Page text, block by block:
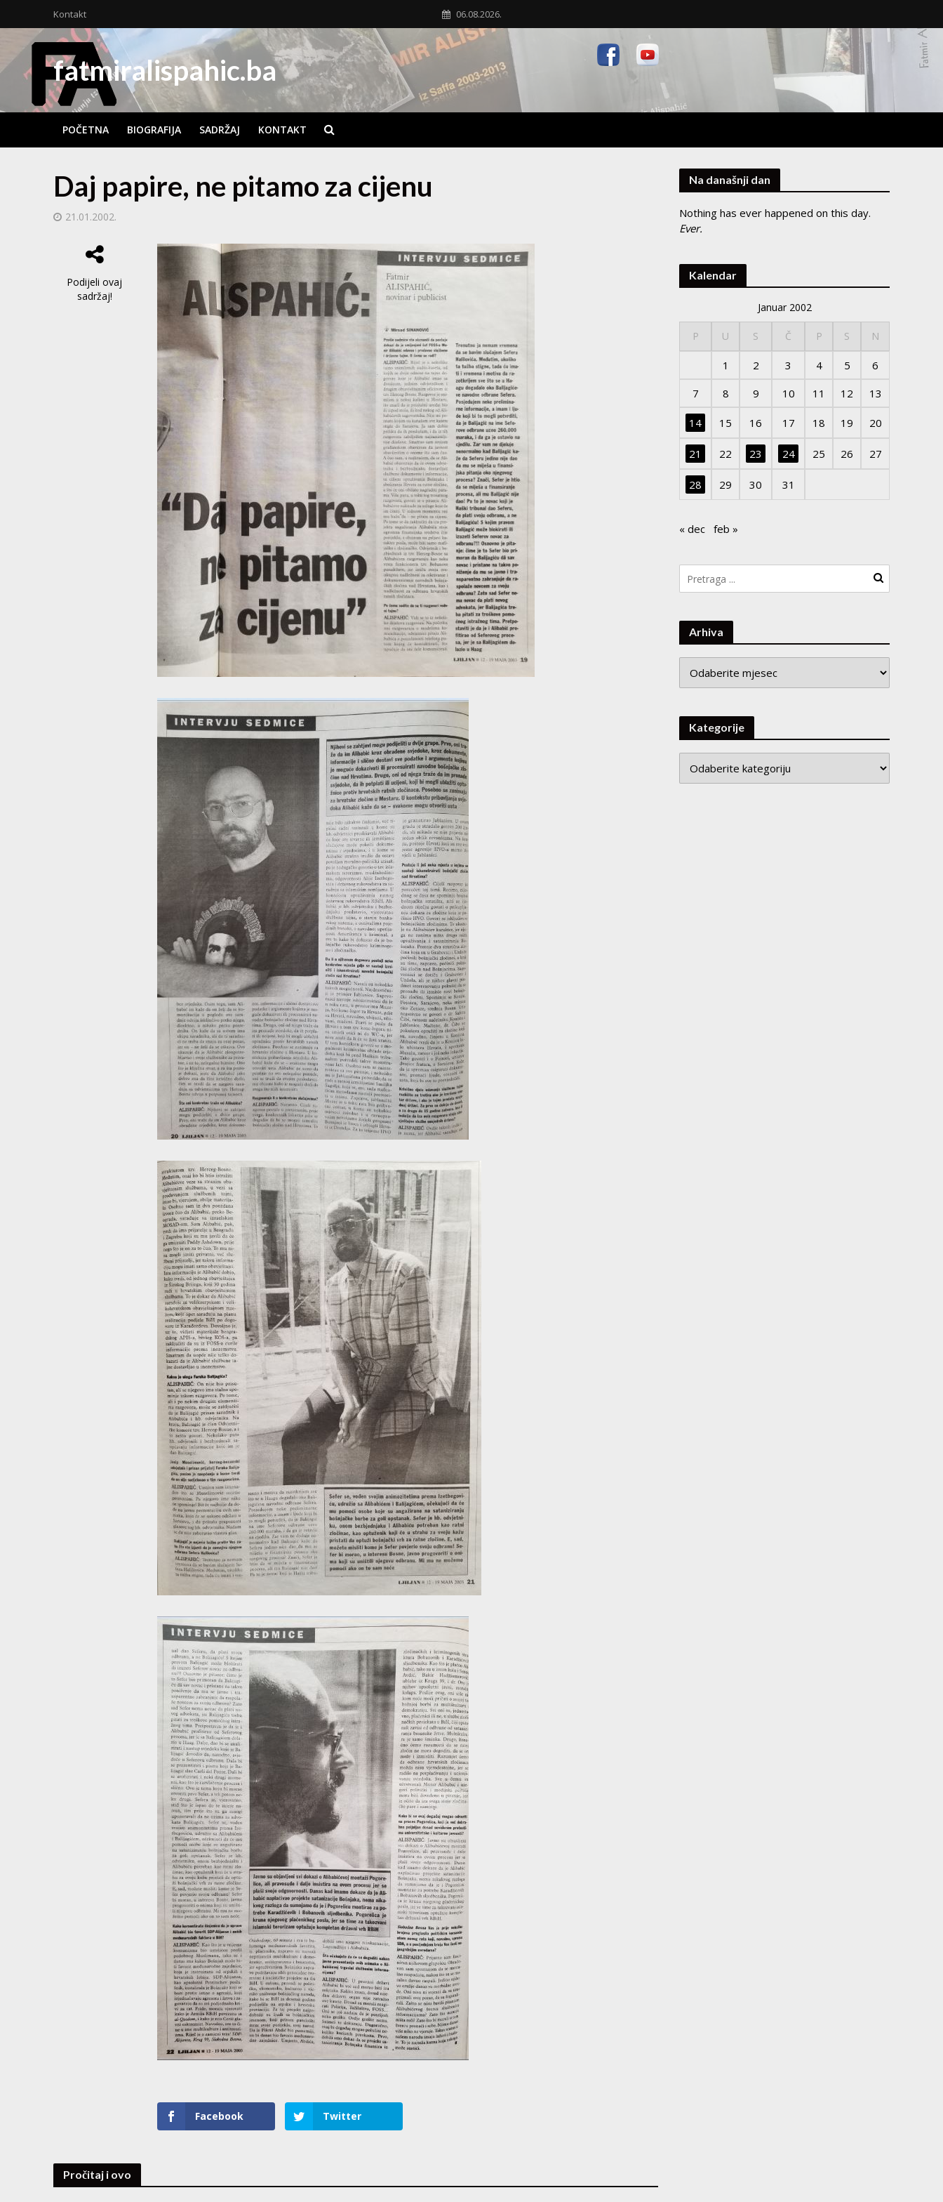
Kontakt 06.08.2026.
fatmiralispahic.ba
POČETNA BIOGRAFIJA SADRŽAJ KONTAKT
Daj papire, ne pitamo za cijenu
21.01.2002.
Podijeli ovaj
sadržaj!
Facebook Twitter
Pročitaj i ovo
Na današnji dan
Nothing has ever happened on this day.
Ever.
Kalendar
Januar 2002
P U S Č P S N
1 2 3 4 5
6
7
8 9 10 11 12 13
14 15 16 17 18 19 20
21 22 23 24 25 26 27
28 29 30 31
« dec feb »
Arhiva
Kategorije